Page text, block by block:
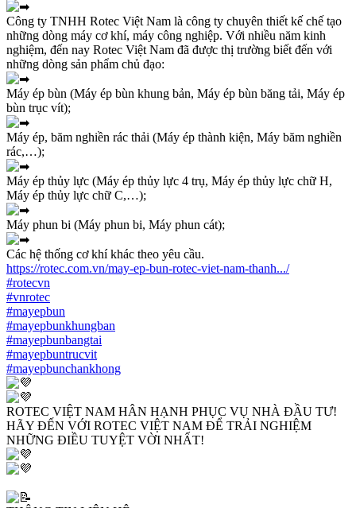
Công ty TNHH Rotec Việt Nam là công ty chuyên thiết kế chế tạo
những dòng máy cơ khí, máy công nghiệp. Với nhiều năm kinh
nghiệm, đến nay Rotec Việt Nam đã được thị trường biết đến với
những dòng sản phẩm chủ đạo:
Máy ép bùn (Máy ép bùn khung bản, Máy ép bùn băng tải, Máy ép
bùn trục vít);
Máy ép, băm nghiền rác thải (Máy ép thành kiện, Máy băm nghiền
rác,…);
Máy ép thủy lực (Máy ép thủy lực 4 trụ, Máy ép thủy lực chữ H,
Máy ép thủy lực chữ C,…);
Máy phun bi (Máy phun bi, Máy phun cát);
Các hệ thống cơ khí khác theo yêu cầu.
https://rotec.com.vn/may-ep-bun-rotec-viet-nam-thanh.../
#rotecvn
#vnrotec
#mayepbun
#mayepbunkhungban
#mayepbunbangtai
#mayepbuntrucvit
#mayepbunchankhong
ROTEC VIỆT NAM HÂN HẠNH PHỤC VỤ NHÀ ĐẦU TƯ!
HÃY ĐẾN VỚI ROTEC VIỆT NAM ĐỂ TRẢI NGHIỆM
NHỮNG ĐIỀU TUYỆT VỜI NHẤT!